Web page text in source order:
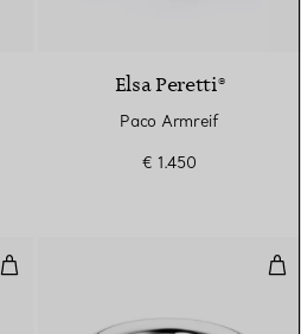
Elsa Peretti®
Paco Armreif
€ 1.450
Offener Armreif